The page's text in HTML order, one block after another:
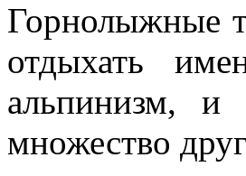
Горнолыжные
отдыхать
альпинизм, и
множество